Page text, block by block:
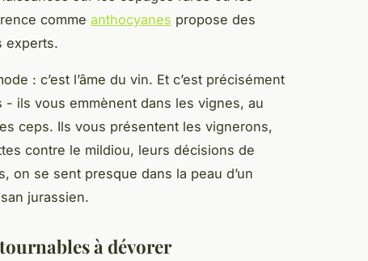
comme anthocyanes propose des
experts.
: c’est l’âme du vin. Et c’est précisément
ils vous emmènent dans les vignes, au
ceps. Ils vous présentent les vignerons,
contre le mildiou, leurs décisions de
on se sent presque dans la peau d’un
jurassien.
à dévorer